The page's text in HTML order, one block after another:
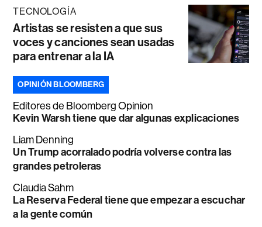
TECNOLOGÍA
Artistas se resisten a que sus
voces y canciones sean usadas
para entrenar a la IA
OPINIÓN BLOOMBERG
Editores de Bloomberg Opinion
Kevin Warsh tiene que dar algunas explicaciones
Liam Denning
Un Trump acorralado podría volverse contra las
grandes petroleras
Claudia Sahm
La Reserva Federal tiene que empezar a escuchar
a la gente común